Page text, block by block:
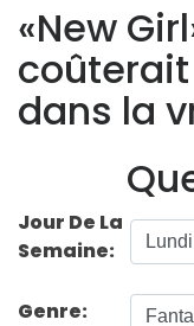
«New
dans la
Jour De La
Semaine:
Genre: